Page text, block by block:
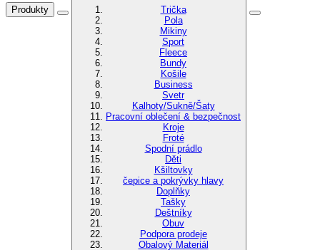
Produkty
Trička
Pola
Mikiny
Sport
Fleece
Bundy
Košile
Business
Svetr
Kalhoty/Sukně/Šaty
Pracovní oblečení & bezpečnost
Kroje
Froté
Spodní prádlo
Děti
Kšiltovky
čepice a pokrývky hlavy
Doplňky
Tašky
Deštníky
Obuv
Podpora prodeje
Obalový Materiál